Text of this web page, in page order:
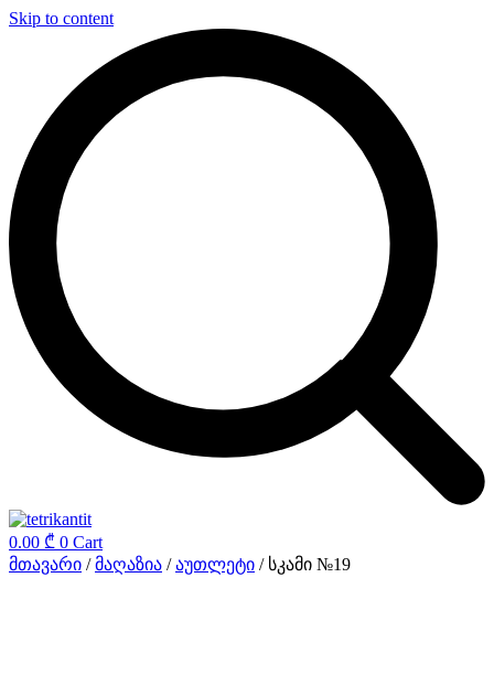
Skip to content
0.00 ₾ 0 Cart
მთავარი /მაღაზია /აუთლეტი / სკამი №19